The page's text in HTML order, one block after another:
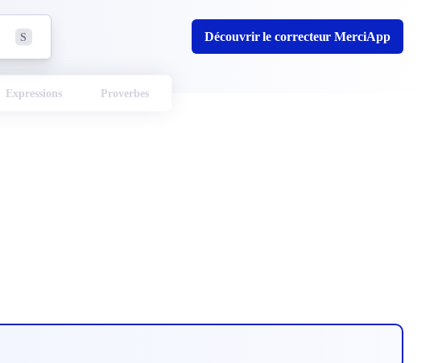
S Découvrir le correcteur MerciApp
Expressions Proverbes